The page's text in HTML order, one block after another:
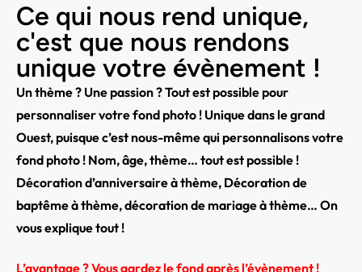
Ce qui nous rend unique,
c'est que nous rendons
unique votre évènement !
Un thème ? Une passion ? Tout est possible pour
personnaliser votre fond photo ! Unique dans le grand
Ouest, puisque c’est nous-même qui personnalisons votre
fond photo ! Nom, âge, thème… tout est possible !
Décoration d’anniversaire à thème, Décoration de
baptême à thème,décoration de mariage à thème… On
vous explique tout !
L’avantage ? Vous gardez le fond après l’évènement !